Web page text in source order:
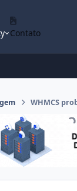
Contato
WHMCS